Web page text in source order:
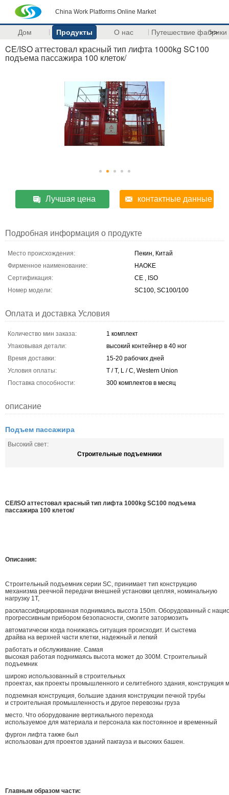
China Work Platforms Online Market
Дом Продукты О нас Путешествие фабрики
>>
CE/ISO аттестовал красный тип лифта 1000kg SC100
подъема пассажира 100 клеток/
Лучшая цена контактные данные
Подробная информация о продукте
Место происхождения:
Пекин, Китай
Фирменное наименование:
HAOKE
Сертификация:
CE , ISO
Номер модели:
SC100, SC100/100
Оплата и доставка Условия
Количество мин заказа:
1 комплект
Упаковывая детали:
высокий контейнер в 40 ног
Время доставки:
15-20 рабочих дней
Условия оплаты:
T / T, L / C, Western Union
Поставка способности:
300 комплектов в месяц
описание
Подъем пассажира
Высокий свет:
Строительные подъемники
CE/ISO аттестовал красный тип лифта 1000kg SC100 подъема
пассажира 100 клеток/
Описания:
Строительный подъемник серии SC, принимает тип конструкцию
механизма реечной передачи внешней установки цепляя, номинальную
нагрузку 1T,
расклассифицированная поднимаясь высота 150m. Оборудованный с
прогрессивным прибором безопасности, смогите затормозить
автоматически когда понижаясь ситуация происходит. И сыстема
драйва на верхней части клетки, надежный и легкий
работать и обслуживание. Самая
высокая работая поднимаясь высота может до 300M. Строительный
подъемник
широко использованный в строительных
проектах, как проекты промышленного и селитебного здания, конструкция
подземная конструкция, большие здания конструкции печной трубы
и строительная промышленность и другое перевозкы груза
место. Что оборудование вертикального перехода
используемое для материала и персонала как постоянное и временный
фургон лифта также был
использован для проектов зданий пакгауза и высоких башен.
Главным образом части: